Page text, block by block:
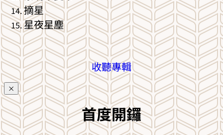
摘星
星夜星塵
收聽專輯
×
首度開鑼